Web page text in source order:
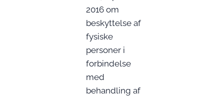
2016 om
beskyttelse af
fysiske
personer i
forbindelse
med
behandling af